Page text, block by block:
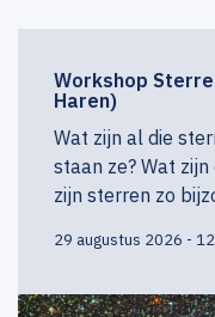
Workshop
Haren)
Wat zijn al die
staan ze? Wat
zijn sterren zo
29 augustus 2026 -